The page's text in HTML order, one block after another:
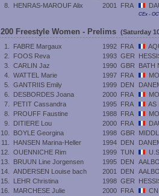
8.
HENRAS-MAROUF Alix 2001 FRA
CEx -
200 Freestyle Women - Prelims (Saturday
1.
FABRE Margaux 1992 FRA
2.
FOOS Reva 1993 GER
3.
CARLIN Jaz 1990 GBR
BATH
4.
WATTEL Marie 1997 FRA
5.
GANTRIIS Emily 1999 DEN
6.
DESBORDES Joana 2000 FRA
7.
PETIT Cassandra 1995 FRA
AS
8.
PROUFF Faustine 1988 FRA
9.
DITIERE Lou 2000 FRA
10.
BOYLE Georgina 1998 GBR
11.
HANSEN Marina-Heller 1994 DEN
12.
OUENNICHE Rim 1999 TUN
13.
BRUUN Line Jorgensen 1995 DEN
14.
ANDERSEN Louise bach 2001 DEN
15.
LEHR Christina 1998 GER
16.
MARCHESE Julie 2000 FRA